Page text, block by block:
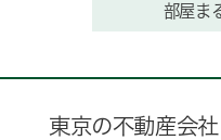
部屋ま
東京の不動産会